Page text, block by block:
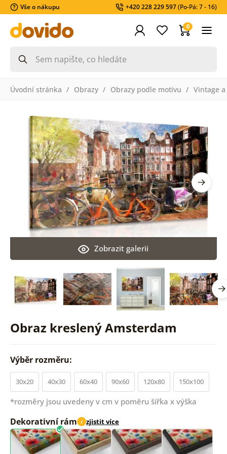
Vše o nákupu +420 228 229 597(Po-Pá: 7 - 16)
0
Úvodní stránka Obrazy Obrazy podle motivu Vintage
Obraz kreslený Amsterdam
Zobrazit galerii
Výběr rozměru:
30x20 40x30 60x40 90x60 120x80 150x100
*rozměry jsou uvedeny v cm v poměru šířka x výška
Dekorativní rám i zjistit více